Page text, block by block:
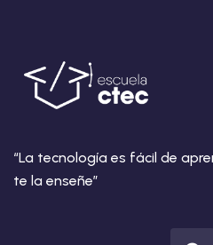
“La tecnología es fácil de
te la enseñe”